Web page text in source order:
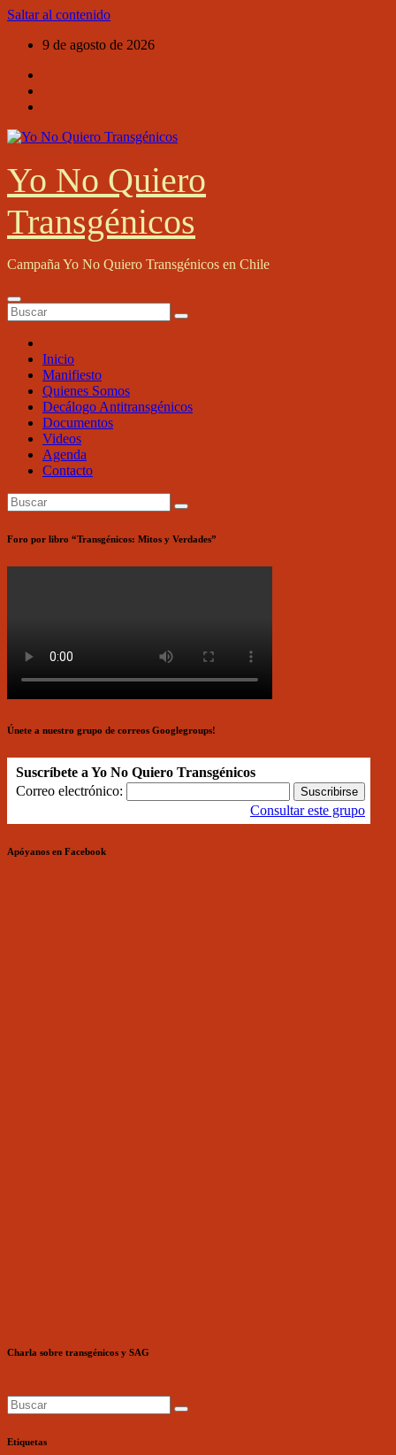
Saltar al contenido
9 de agosto de 2026
Yo No Quiero
Transgénicos
Campaña Yo No Quiero Transgénicos en Chile
Inicio
Manifiesto
Quienes Somos
Decálogo Antitransgénicos
Documentos
Videos
Agenda
Contacto
Foro por libro “Transgénicos: Mitos y Verdades”
Únete a nuestro grupo de correos Googlegroups!
Suscríbete a Yo No Quiero Transgénicos
Correo electrónico:
Consultar este grupo
Apóyanos en Facebook
Charla sobre transgénicos y SAG
Etiquetas